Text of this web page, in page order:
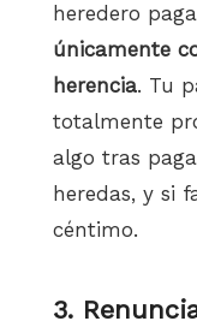
heredero
únicamente
herencia. Tu
totalmente
algo tras
heredas, y si
céntimo.
3.